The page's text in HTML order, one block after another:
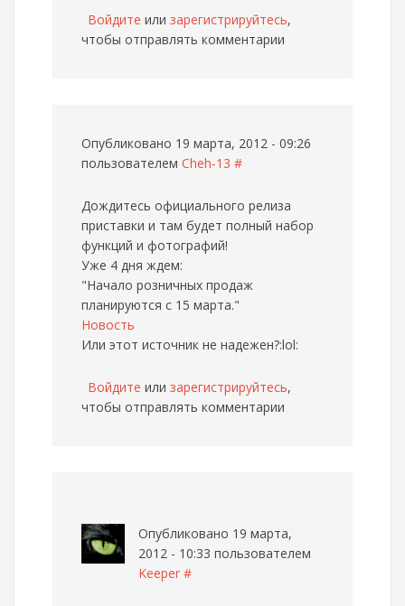
Войдите или зарегистрируйтесь,
чтобы отправлять комментарии
Опубликовано 19 марта, 2012 - 09:26
пользователем Cheh-13 #
Дождитесь официального релиза
приставки и там будет полный набор
функций и фотографий!
Уже 4 дня ждем:
"Начало розничных продаж
планируются с 15 марта."
Новость
Или этот источник не надежен?:lol:
Войдите или зарегистрируйтесь,
чтобы отправлять комментарии
Опубликовано 19 марта,
2012 - 10:33 пользователем
Keeper #